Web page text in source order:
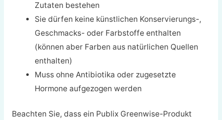
Zutaten bestehen
Sie dürfen keine künstlichen Konservierungs-,
Geschmacks- oder Farbstoffe enthalten
(können aber Farben aus natürlichen Quellen
enthalten)
Muss ohne Antibiotika oder zugesetzte
Hormone aufgezogen werden
Beachten Sie, dass ein Publix Greenwise-Produkt